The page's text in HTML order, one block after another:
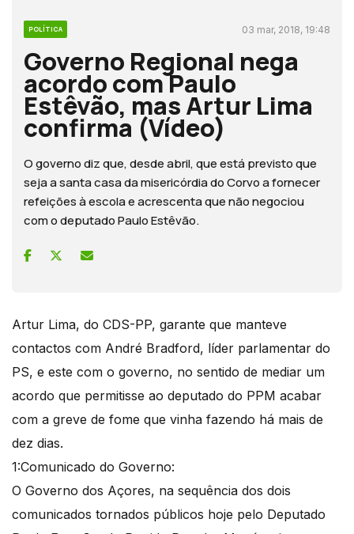
POLÍTICA 03 mar, 2018, 19:48
Governo Regional nega
acordo com Paulo
Estêvão, mas Artur Lima
confirma (Vídeo)
O governo diz que, desde abril, que está previsto que
seja a santa casa da misericórdia do Corvo a fornecer
refeições à escola e acrescenta que não negociou
com o deputado Paulo Estêvão.
Artur Lima, do CDS-PP, garante que manteve
contactos com André Bradford, líder parlamentar do
PS, e este com o governo, no sentido de mediar um
acordo que permitisse ao deputado do PPM acabar
com a greve de fome que vinha fazendo há mais de
dez dias.
1:Comunicado do Governo:
O Governo dos Açores, na sequência dos dois
comunicados tornados públicos hoje pelo Deputado